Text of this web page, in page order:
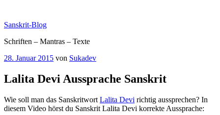
springen
Sanskrit-Blog
Schriften – Mantras – Texte
Veröffentlicht
28. Januar 2015 von Sukadev
Lalita Devi Aussprache Sanskrit
Wie soll man das Sanskritwort Lalita Devi richtig aussprechen? In
diesem Video hörst du Sanskrit Lalita Devi korrekte Aussprache: